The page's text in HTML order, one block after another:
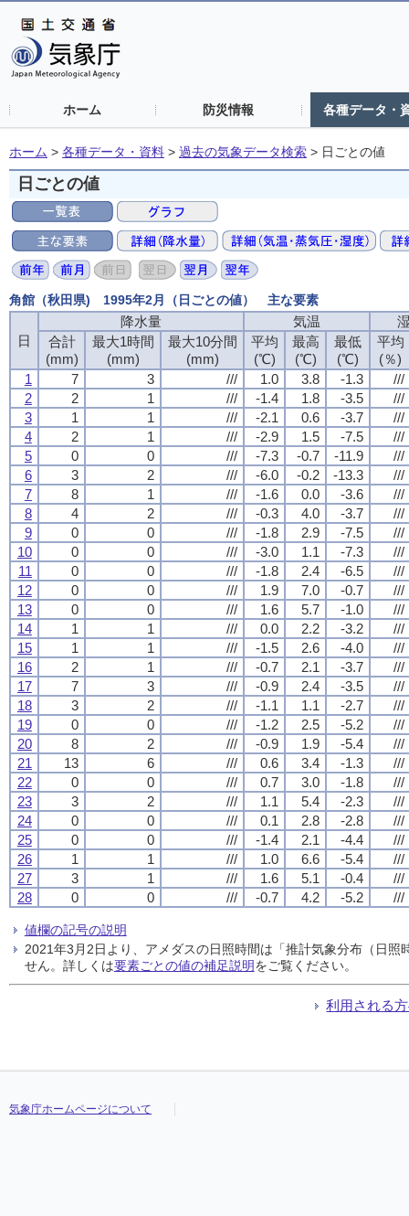
ホーム 防災情報 各種データ・
ホーム > 各種データ・資料 > 過去の気象データ検索 > 日ごとの値
日ごとの値
角館（秋田県) 1995年2月（日ごとの値） 主な要素
日
降水量 気温
合計
(mm)
最大1時間
(mm)
最大10分間
(mm)
平均
(℃)
最高
(℃)
最低
(℃)
平均
(％)
1
7 3 /// 1.0 3.8 -1.3
///
2
2 1 /// -1.4 1.8 -3.5
///
3
1 1 /// -2.1 0.6 -3.7
///
4
2 1 /// -2.9 1.5 -7.5
///
5
0 0 /// -7.3 -0.7 -11.9
///
6
3 2 /// -6.0 -0.2 -13.3
///
7
8 1 /// -1.6 0.0 -3.6
///
8
4 2 /// -0.3 4.0 -3.7
///
9
0 0 /// -1.8 2.9 -7.5
///
10
0 0 /// -3.0 1.1 -7.3
///
11
0 0 /// -1.8 2.4 -6.5
///
12
0 0 /// 1.9 7.0 -0.7
///
13
0 0 /// 1.6 5.7 -1.0
///
14
1 1 /// 0.0 2.2 -3.2
///
15
1 1 /// -1.5 2.6 -4.0
///
16
2 1 /// -0.7 2.1 -3.7
///
17
7 3 /// -0.9 2.4 -3.5
///
18
3 2 /// -1.1 1.1 -2.7
///
19
0 0 /// -1.2 2.5 -5.2
///
20
8 2 /// -0.9 1.9 -5.4
///
21
13 6 /// 0.6 3.4 -1.3
///
22
0 0 /// 0.7 3.0 -1.8
///
23
3 2 /// 1.1 5.4 -2.3
///
24
0 0 /// 0.1 2.8 -2.8
///
25
0 0 /// -1.4 2.1 -4.4
///
26
1 1 /// 1.0 6.6 -5.4
///
27
3 1 /// 1.6 5.1 -0.4
///
28
0 0 /// -0.7 4.2 -5.2 ///
値欄の記号の説明
2021年3月2日より、アメダスの日照時間は「推計気象分布（日
せん。詳しくは要素ごとの値の補足説明をご覧ください。
利用される
気象庁ホームページについて